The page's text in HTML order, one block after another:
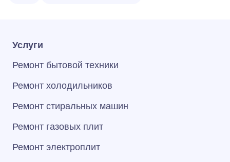
Услуги
Ремонт бытовой техники
Ремонт холодильников
Ремонт стиральных машин
Ремонт газовых плит
Ремонт электроплит